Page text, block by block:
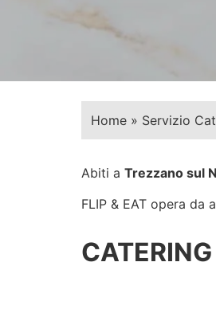
Home » Servizio
Abiti a Trezzano sul
FLIP & EAT opera